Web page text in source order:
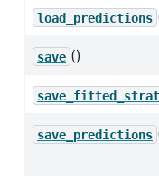
load_predictions
save ()
save_predictions